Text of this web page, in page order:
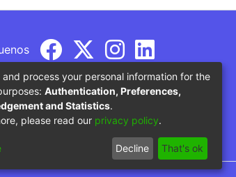
del Ministerio de Educación
and process your personal information for the
Authentication, Preferences,
and Statistics.
please read our privacy policy.
Decline That's ok